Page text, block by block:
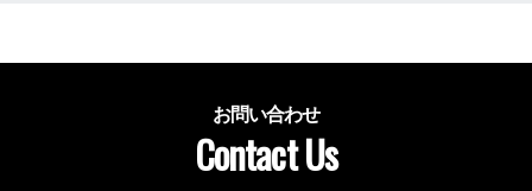
お問い合わせ
Contact Us